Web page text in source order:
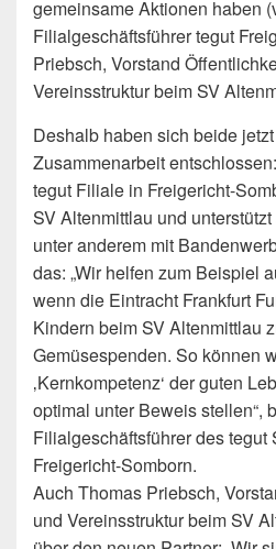
gemeinsame Aktionen haben
Filialgeschäftsführer tegut
Priebsch, Vorstand
Vereinsstruktur beim SV
Deshalb haben sich beide
Zusammenarbeit
tegut Filiale in Freigericht-
SV Altenmittlau und
unter anderem mit
das: „Wir helfen zum Beispiel
wenn die Eintracht Frankfurt
Kindern beim SV Altenmittlau
Gemüsespenden. So können
‚Kernkompetenz‘ der guten
optimal unter Beweis stellen“,
Filialgeschäftsführer des tegut
Freigericht-Somborn.
Auch Thomas Priebsch,
und Vereinsstruktur beim SV